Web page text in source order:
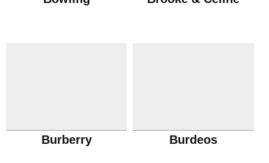
Burberry Burdeos